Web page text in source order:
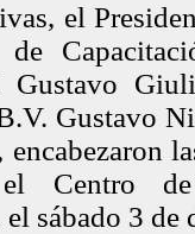
el
Gustavo
encabezaron
Centro
sábado 3 de